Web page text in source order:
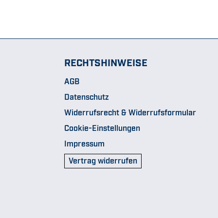
RECHTSHINWEISE
AGB
Datenschutz
Widerrufsrecht & Widerrufsformular
Cookie-Einstellungen
Impressum
Vertrag widerrufen